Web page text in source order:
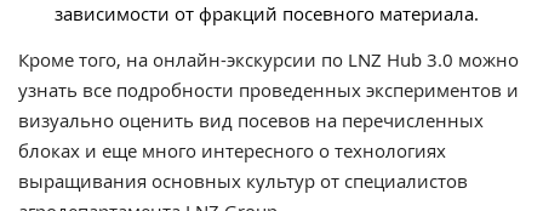
зависимости от фракций посевного материала.
Кроме того, на онлайн-экскурсии по LNZ Hub 3.0 можно
узнать все подробности проведенных экспериментов и
визуально оценить вид посевов на перечисленных
блоках и еще много интересного о технологиях
выращивания основных культур от специалистов